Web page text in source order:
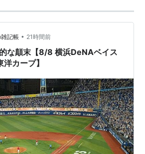
記帳 • 21時間前
な顛末【8/8 横浜DeNAベイス
カープ】